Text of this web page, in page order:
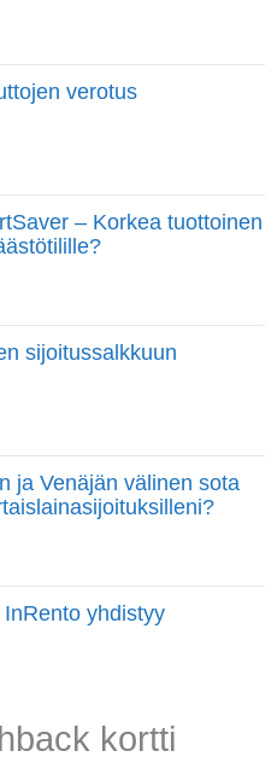
verotus
– Korkea tuottoinen
sijoitussalkkuun
ja Venäjän välinen sota
yhdistyy
kortti